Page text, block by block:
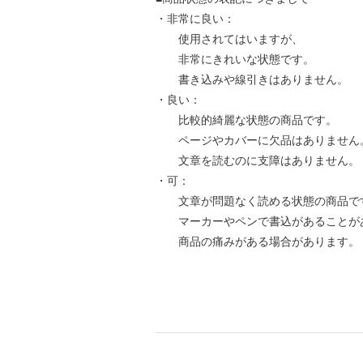
・非常に良い：
使用されてはいますが、
非常にきれいな状態です。
書き込みや線引きはありません。
・良い：
比較的綺麗な状態の商品です。
ページやカバーに欠品はありません
文章を読むのに支障はありません。
・可：
文章が問題なく読める状態の商品で
マーカーやペンで書込があることが
商品の痛みがある場合があります。